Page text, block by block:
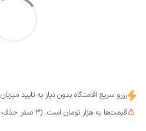
رزرو سریع اقامتگاه بدون نیاز به تایید میزبان
قیمت‌ها به هزار تومان است. (3 صفر حذف شده)